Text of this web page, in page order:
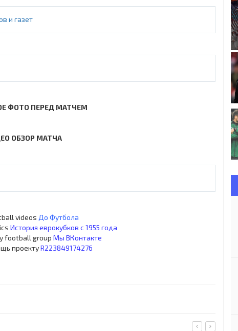
и газет
ФОТО ПЕРЕД МАТЧЕМ
ОБЗОР МАТЧА
videos До Футбола
История еврокубков с 1955 года
football group Мы ВКонтакте
проектуR223849174276